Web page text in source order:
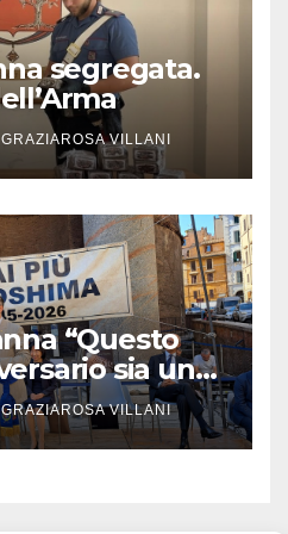
segregata.
GRAZIAROSA VILLANI
“Questo
sia un
GRAZIAROSA VILLANI